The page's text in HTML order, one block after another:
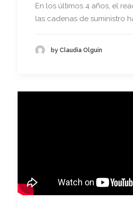
En los últimos 4 años, el
las cadenas de suministro
by Claudia Olguín